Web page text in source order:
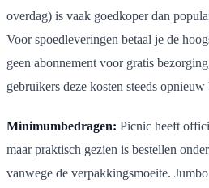
overdag) is vaak goedkoper dan
Voor spoedleveringen betaal je de
geen abonnement voor gratis
gebruikers deze kosten steeds opnieuw
Minimumbedragen: Picnic heeft
maar praktisch gezien is bestellen
vanwege de verpakkingsmoeite.